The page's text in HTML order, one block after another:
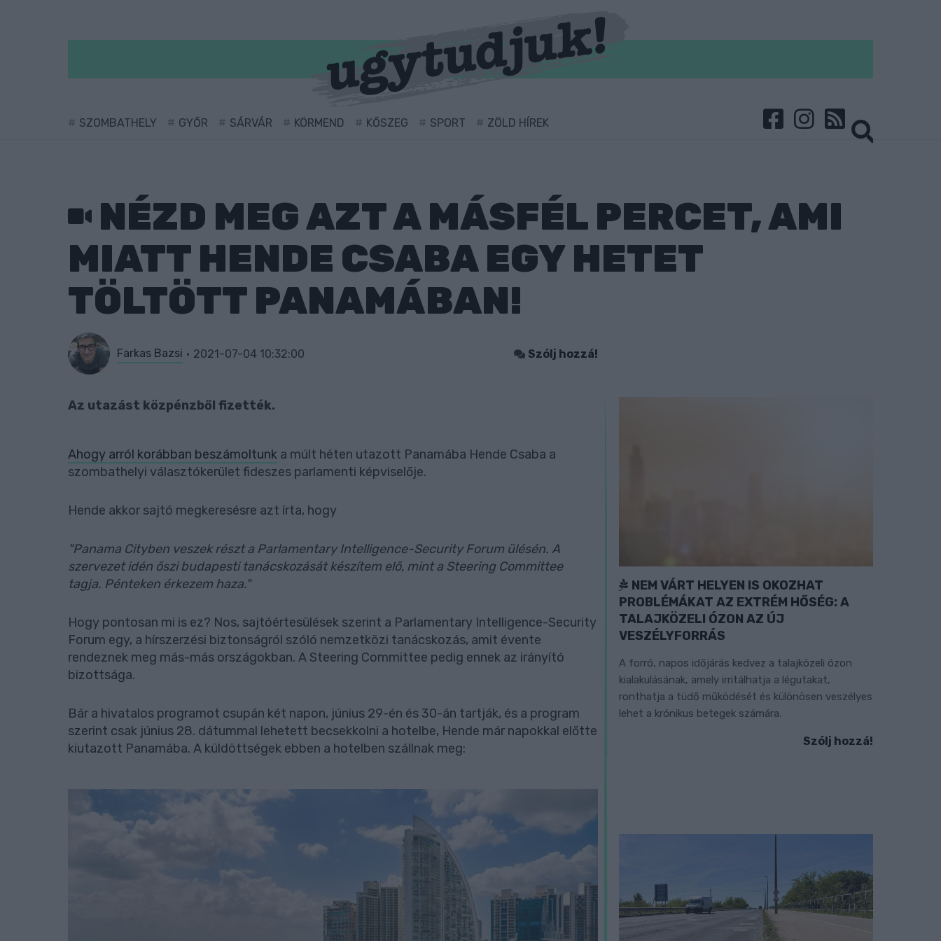
SZOMBATHELY GYŐR SÁRVÁR KÖRMEND KŐSZEG SPORT ZÖLD HÍREK
NÉZD MEG AZT A MÁSFÉL PERCET, AMI
MIATT HENDE CSABA EGY HETET
TÖLTÖTT PANAMÁBAN!
Farkas Bazsi 2021-07-04 10:32:00 Szólj hozzá!
Az utazást közpénzből fizették.
Ahogy arról korábban beszámoltunk a múlt héten utazott Panamába Hende Csaba a
szombathelyi választókerület fideszes parlamenti képviselője.
Hende akkor sajtó megkeresésre azt írta, hogy
"Panama Cityben veszek részt a Parlamentary Intelligence-Security Forum ülésén. A
szervezet idén őszi budapesti tanácskozását készítem elő, mint a Steering Committee
tagja. Pénteken érkezem haza."
Hogy pontosan mi is ez? Nos, sajtóértesülések szerint a Parlamentary Intelligence-Security
Forum egy, a hírszerzési biztonságról szóló nemzetközi tanácskozás, amit évente
rendeznek meg más-más országokban. A Steering Committee pedig ennek az irányító
bizottsága.
Bár a hivatalos programot csupán két napon, június 29-én és 30-án tartják, és a program
szerint csak június 28. dátummal lehetett becsekkolni a hotelbe, Hende már napokkal előtte
kiutazott Panamába. A küldöttségek ebben a hotelben szállnak meg:
NEM VÁRT HELYEN IS OKOZHAT
PROBLÉMÁKAT AZ EXTRÉM HŐSÉG: A
TALAJKÖZELI ÓZON AZ ÚJ
VESZÉLYFORRÁS
A forró, napos időjárás kedvez a talajközeli ózon
kialakulásának, amely irritálhatja a légutakat,
ronthatja a tüdő működését és különösen veszélyes
lehet a krónikus betegek számára.
Szólj hozzá!